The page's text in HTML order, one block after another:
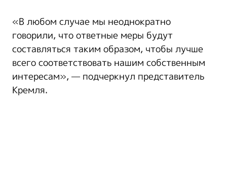
«В любом случае мы неоднократно
говорили, что ответные меры будут
составляться таким образом, чтобы лучше
всего соответствовать нашим собственным
интересам», — подчеркнул представитель
Кремля.